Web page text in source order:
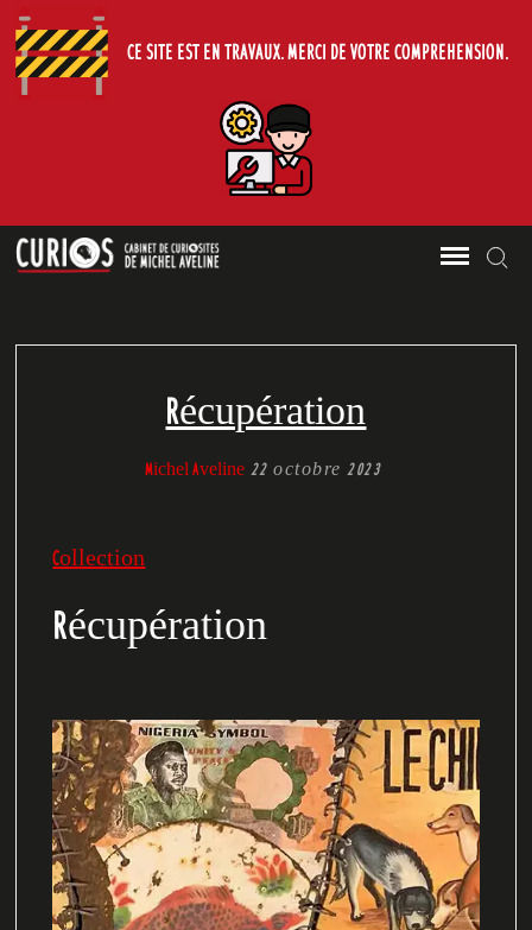
CE SITE EST EN TRAVAUX. MERCI DE VOTRE COMPREHENSION.
Skip
Récupération
Michel Aveline 22 octobre 2023
Collection
Récupération